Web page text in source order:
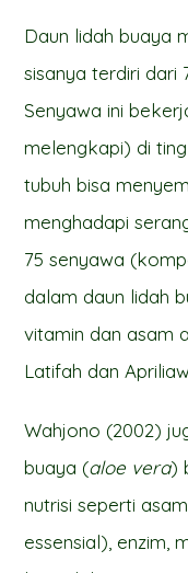
Daun lidah buaya
sisanya terdiri dari
Senyawa ini
melengkapi) di
tubuh bisa
menghadapi
75 senyawa
dalam daun lidah
vitamin dan asam
Latifah dan
Wahjono (2002)
buaya (aloe vera)
nutrisi seperti
essensial), enzim,